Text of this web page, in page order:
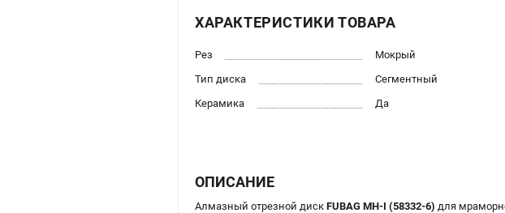
ХАРАКТЕРИСТИКИ ТОВАРА
Рез
Мокрый
Тип диска
Сегментный
Керамика
Да
ОПИСАНИЕ
Алмазный отрезной диск FUBAG MH-I (58332-6) для